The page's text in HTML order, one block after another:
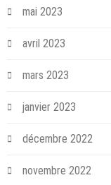
mai 2023
avril 2023
mars 2023
janvier 2023
décembre 2022
novembre 2022